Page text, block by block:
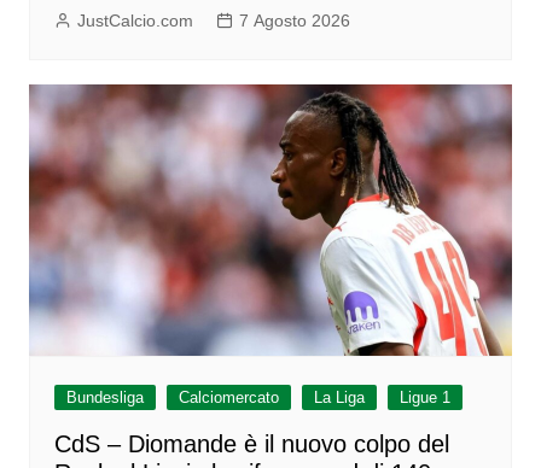
JustCalcio.com 7 Agosto 2026
Bundesliga Calciomercato La Liga Ligue 1
CdS – Diomande è il nuovo colpo del